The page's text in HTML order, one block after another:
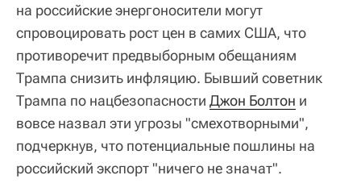
на российские энергоносители могут
спровоцировать рост цен в самих США, что
противоречит предвыборным обещаниям
Трампа снизить инфляцию. Бывший советник
Трампа по нацбезопасности Джон Болтон и
вовсе назвал эти угрозы "смехотворными",
подчеркнув, что потенциальные пошлины на
российский экспорт "ничего не значат".